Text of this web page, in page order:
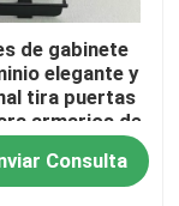
de gabinete
elegante y
tira puertas
armarios de
y
de
Consulta